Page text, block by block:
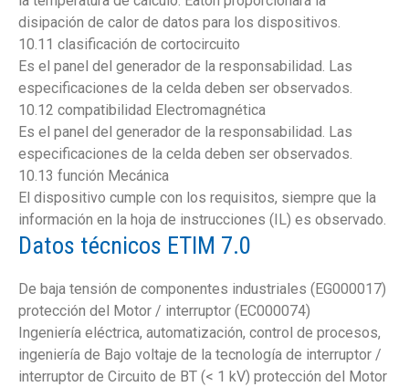
disipación de calor de datos para los dispositivos.
10.11 clasificación de cortocircuito
Es el panel del generador de la responsabilidad. Las
especificaciones de la celda deben ser observados.
10.12 compatibilidad Electromagnética
Es el panel del generador de la responsabilidad. Las
especificaciones de la celda deben ser observados.
10.13 función Mecánica
El dispositivo cumple con los requisitos, siempre que la
información en la hoja de instrucciones (IL) es observado.
Datos técnicos ETIM 7.0
De baja tensión de componentes industriales (EG000017)
protección del Motor / interruptor (EC000074)
Ingeniería eléctrica, automatización, control de procesos,
ingeniería de Bajo voltaje de la tecnología de interruptor /
interruptor de Circuito de BT (< 1 kV) protección del Motor